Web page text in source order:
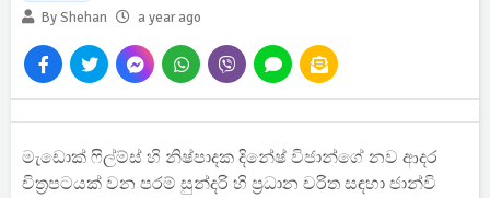
By Shehan
a year ago
මැඩොක් ෆිල්ම්ස් හි නිෂ්පාදක දිනේෂ් විජාන්ගේ නව ආදර
චිත්‍රපටයක් වන පරම් සුන්දරි හි ප්‍රධාන චරිත සඳහා ජාන්වි